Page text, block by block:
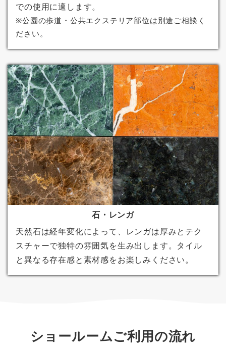
での使用に適します。
※公園の歩道・公共エクステリア部位は別途ご相談く
ださい。
石・レンガ
天然石は経年変化によって、レンガは厚みとテク
スチャーで独特の雰囲気を生み出します。タイル
と異なる存在感と素材感をお楽しみください。
ショールームご利用の流れ